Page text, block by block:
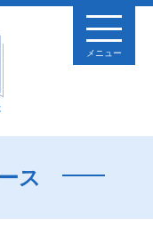
メニュー
ス